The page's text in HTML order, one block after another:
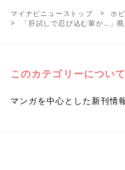
マイナビニューストップ ホ
「肝試しで忍び込む輩が…」
このカテゴリーについて
マンガを中心とした新刊情